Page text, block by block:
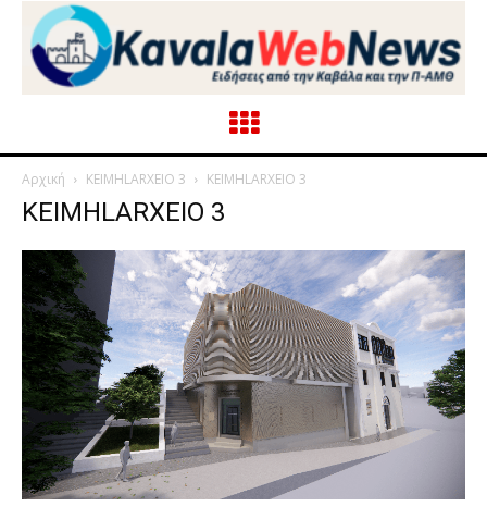
Αρχική KEIMHLARXEIO 3 KEIMHLARXEIO 3
KEIMHLARXEIO 3